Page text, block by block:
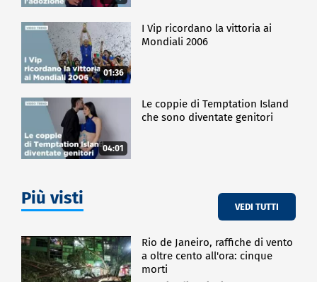
01:36
I Vip ricordano la vittoria ai
Mondiali 2006
04:01
Le coppie di Temptation Island
che sono diventate genitori
Più visti VEDI TUTTI
Rio de Janeiro, raffiche di vento
a oltre cento all'ora: cinque
morti